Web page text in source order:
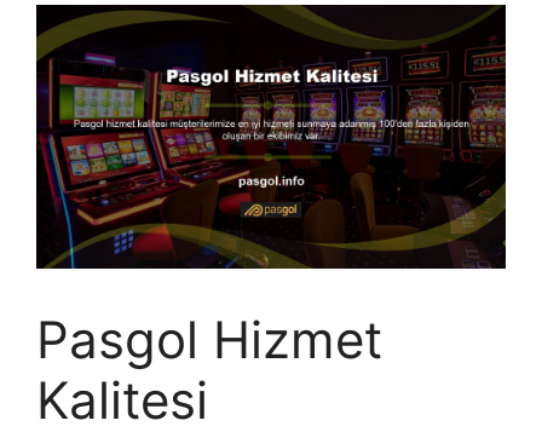
Pasgol Hizmet
Kalitesi